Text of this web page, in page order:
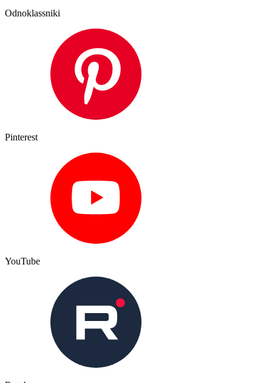
Odnoklassniki
Pinterest
YouTube